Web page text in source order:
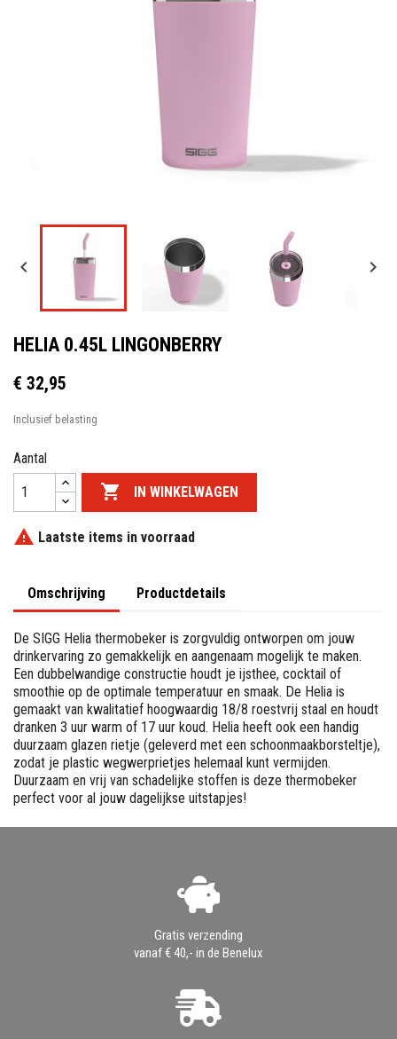
 
HELIA 0.45L LINGONBERRY
€ 32,95
Inclusief belasting
Aantal
 IN WINKELWAGEN
 Laatste items in voorraad
Omschrijving Productdetails
De SIGG Helia thermobeker is zorgvuldig ontworpen om jouw
drinkervaring zo gemakkelijk en aangenaam mogelijk te maken.
Een dubbelwandige constructie houdt je ijsthee, cocktail of
smoothie op de optimale temperatuur en smaak. De Helia is
gemaakt van kwalitatief hoogwaardig 18/8 roestvrij staal en houdt
dranken 3 uur warm of 17 uur koud. Helia heeft ook een handig
duurzaam glazen rietje (geleverd met een schoonmaakborsteltje),
zodat je plastic wegwerprietjes helemaal kunt vermijden.
Duurzaam en vrij van schadelijke stoffen is deze thermobeker
perfect voor al jouw dagelijkse uitstapjes!
Gratis verzending
vanaf € 40,- in de Benelux